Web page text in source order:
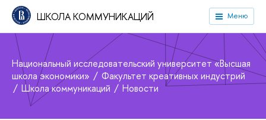
ШКОЛА КОММУНИКАЦИЙ Меню
Национальный исследовательский университет «Высшая
школа экономики»
Факультет креативных индустрий
Школа коммуникаций
Новости